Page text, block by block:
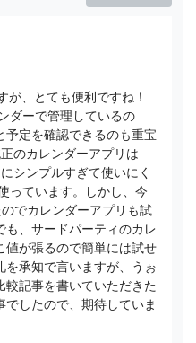
が、とても便利ですね！
ダーで管理しているの
予定を確認できるのも重宝
のカレンダーアプリは
シンプルすぎて使いにく
っています。しかし、今
でカレンダーアプリも試
も、サードパーティのカレ
値が張るので簡単には試せ
承知で言いますが、うぉ
記事を書いていただきた
したので、期待していま